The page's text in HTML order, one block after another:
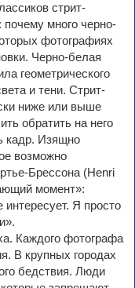
стрит-
много черно-
фотографиях
Черно-белая
геометрического
и тени. Cтрит-
ниже или выше
обратить на него
кадр. Изящно
возможно
Брессона (Henri
момент»:
Я просто
Каждого фотографа
В крупных городах
бедствия. Люди